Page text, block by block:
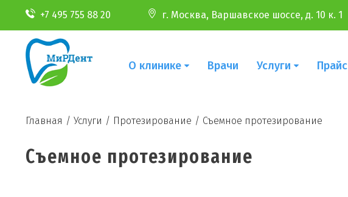
+7 495 755 88 20 г. Москва, Варшавское шоссе, д. 10 к. 1
О клинике Врачи Услуги Прайс
Главная / Услуги / Протезирование / Съемное протезирование
Съемное протезирование